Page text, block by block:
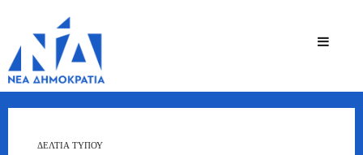
Ζήσης
Bουλευτής Ν.
ΔΕΛΤΙΑ ΤΥΠΟΥ